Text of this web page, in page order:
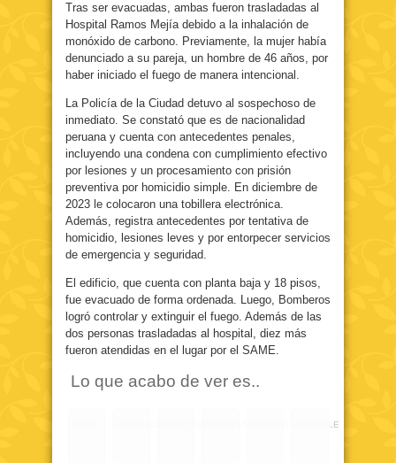
Tras ser evacuadas, ambas fueron trasladadas al
Hospital Ramos Mejía debido a la inhalación de
monóxido de carbono. Previamente, la mujer había
denunciado a su pareja, un hombre de 46 años, por
haber iniciado el fuego de manera intencional.
La Policía de la Ciudad detuvo al sospechoso de
inmediato. Se constató que es de nacionalidad
peruana y cuenta con antecedentes penales,
incluyendo una condena con cumplimiento efectivo
por lesiones y un procesamiento con prisión
preventiva por homicidio simple. En diciembre de
2023 le colocaron una tobillera electrónica.
Además, registra antecedentes por tentativa de
homicidio, lesiones leves y por entorpecer servicios
de emergencia y seguridad.
El edificio, que cuenta con planta baja y 18 pisos,
fue evacuado de forma ordenada. Luego, Bomberos
logró controlar y extinguir el fuego. Además de las
dos personas trasladadas al hospital, diez más
fueron atendidas en el lugar por el SAME.
Lo que acabo de ver es..
INCREIBLE